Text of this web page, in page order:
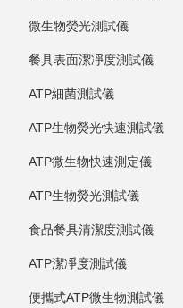
微生物熒光測試儀
餐具表面潔凈度測試儀
ATP細菌測試儀
ATP生物熒光快速測試儀
ATP微生物快速測定儀
ATP生物熒光測試儀
食品餐具清潔度測試儀
ATP潔凈度測試儀
便攜式ATP微生物測試儀